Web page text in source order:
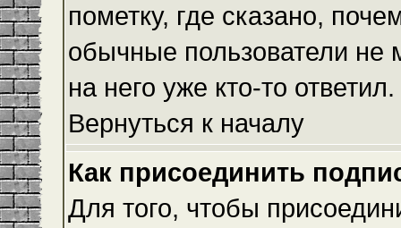
пометку, где сказано,
обычные пользователи не
на него уже кто-то ответил.
Вернуться к началу
Как присоединить
Для того, чтобы